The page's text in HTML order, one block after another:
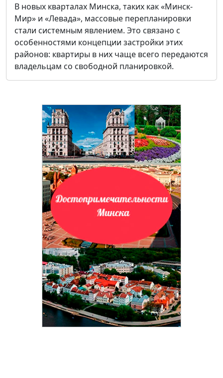
В новых кварталах Минска, таких как «Минск-
Мир» и «Левада», массовые перепланировки
стали системным явлением. Это связано с
особенностями концепции застройки этих
районов: квартиры в них чаще всего передаются
владельцам со свободной планировкой.